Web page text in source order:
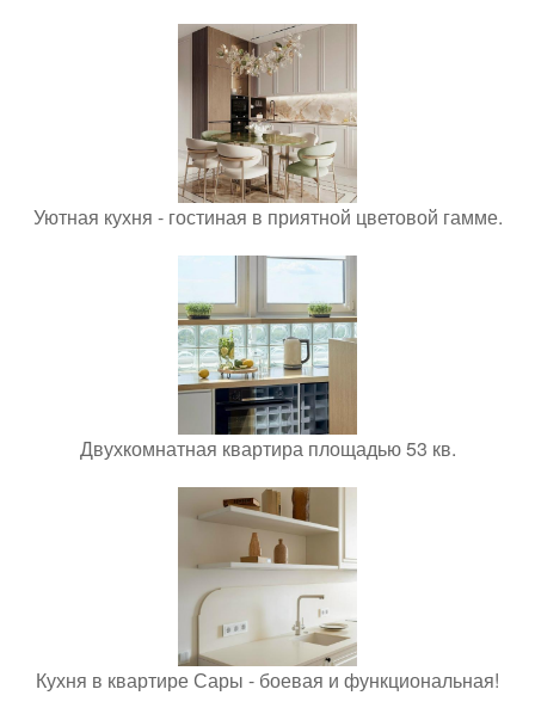
Уютная кухня - гостиная в приятной цветовой гамме.
Двухкомнатная квартира площадью 53 кв.
Кухня в квартире Сары - боевая и функциональная!